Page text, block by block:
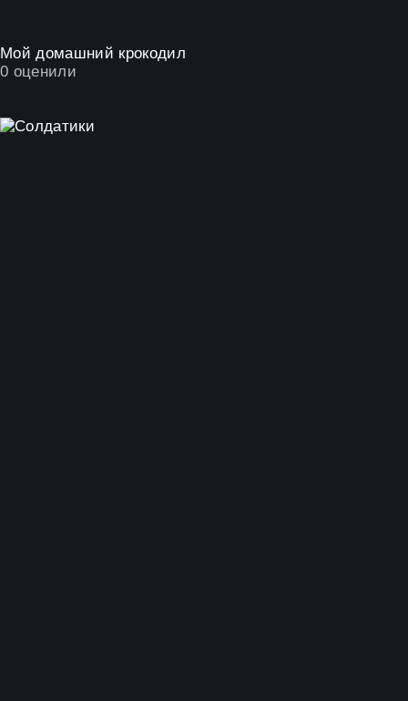
Мой домашний крокодил
0 оценили